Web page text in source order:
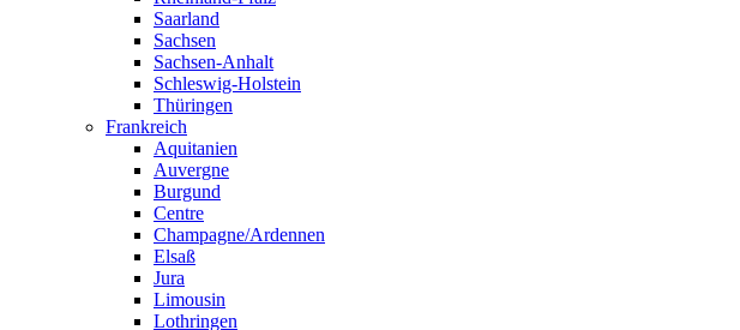
Saarland
Sachsen
Sachsen-Anhalt
Schleswig-Holstein
Thüringen
Frankreich
Aquitanien
Auvergne
Burgund
Centre
Champagne/Ardennen
Elsaß
Jura
Limousin
Lothringen